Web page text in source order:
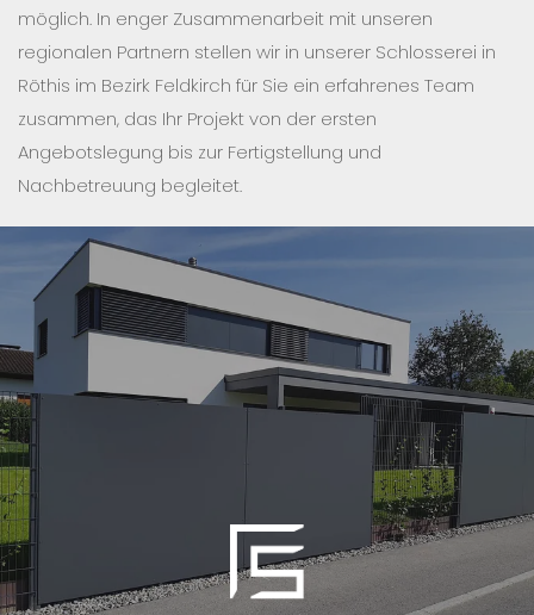
möglich. In enger Zusammenarbeit mit unseren
regionalen Partnern stellen wir in unserer Schlosserei in
Röthis im Bezirk Feldkirch für Sie ein erfahrenes Team
zusammen, das Ihr Projekt von der ersten
Angebotslegung bis zur Fertigstellung und
Nachbetreuung begleitet.